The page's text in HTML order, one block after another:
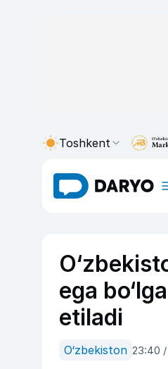
Toshkent
ega
etiladi
O‘zbekiston 23:40 /